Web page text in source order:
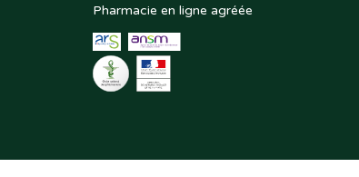
Pharmacie en ligne agréée